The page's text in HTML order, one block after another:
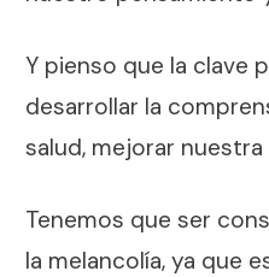
Y pienso que la clave
desarrollar la
salud, mejorar
Tenemos que ser
la melancolía, ya que